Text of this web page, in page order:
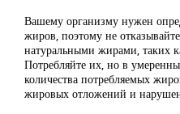
Вашему организму нужен
жиров, поэтому не
натуральными жирами, таких
Потребляйте их, но в
количества потребляемых
жировых отложений и